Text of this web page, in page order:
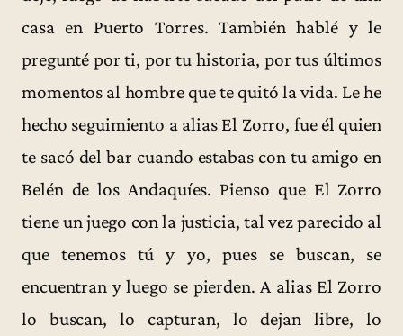
casa en Puerto Torres. También hablé y le
pregunté por ti, por tu historia, por tus últimos
momentos al hombre que te quitó la vida. Le he
hecho seguimiento a alias El Zorro, fue él quien
te sacó del bar cuando estabas con tu amigo en
Belén de los Andaquíes. Pienso que El Zorro
tiene un juego con la justicia, tal vez parecido al
que tenemos tú y yo, pues se buscan, se
encuentran y luego se pierden. A alias El Zorro
lo buscan, lo capturan, lo dejan libre, lo